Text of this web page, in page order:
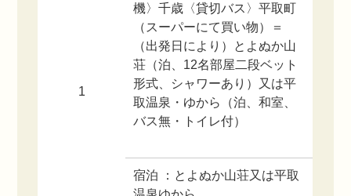
1
機〉千歳〈貸切バス〉平取町
（スーパーにて買い物）＝
（出発日により）とよぬか山
荘（泊、12名部屋二段ベット
形式、シャワーあり）又は平
取温泉・ゆから（泊、和室、
バス無・トイレ付）
宿泊 ：とよぬか山荘又は平取